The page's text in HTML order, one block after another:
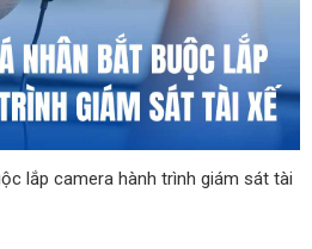
lắp camera hành trình giám sát tài